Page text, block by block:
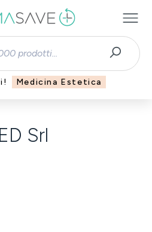
Medicina Estetica
Srl